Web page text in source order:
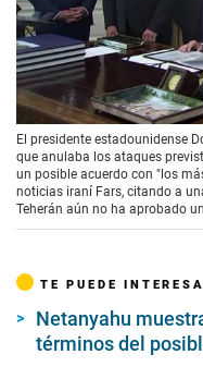
00:00/01:20
El presidente estadounidense
que anulaba los ataques
un posible acuerdo con "los
noticias iraní Fars, citando a
Teherán aún no ha aprobado
TE PUEDE
Netanyahu
términos del